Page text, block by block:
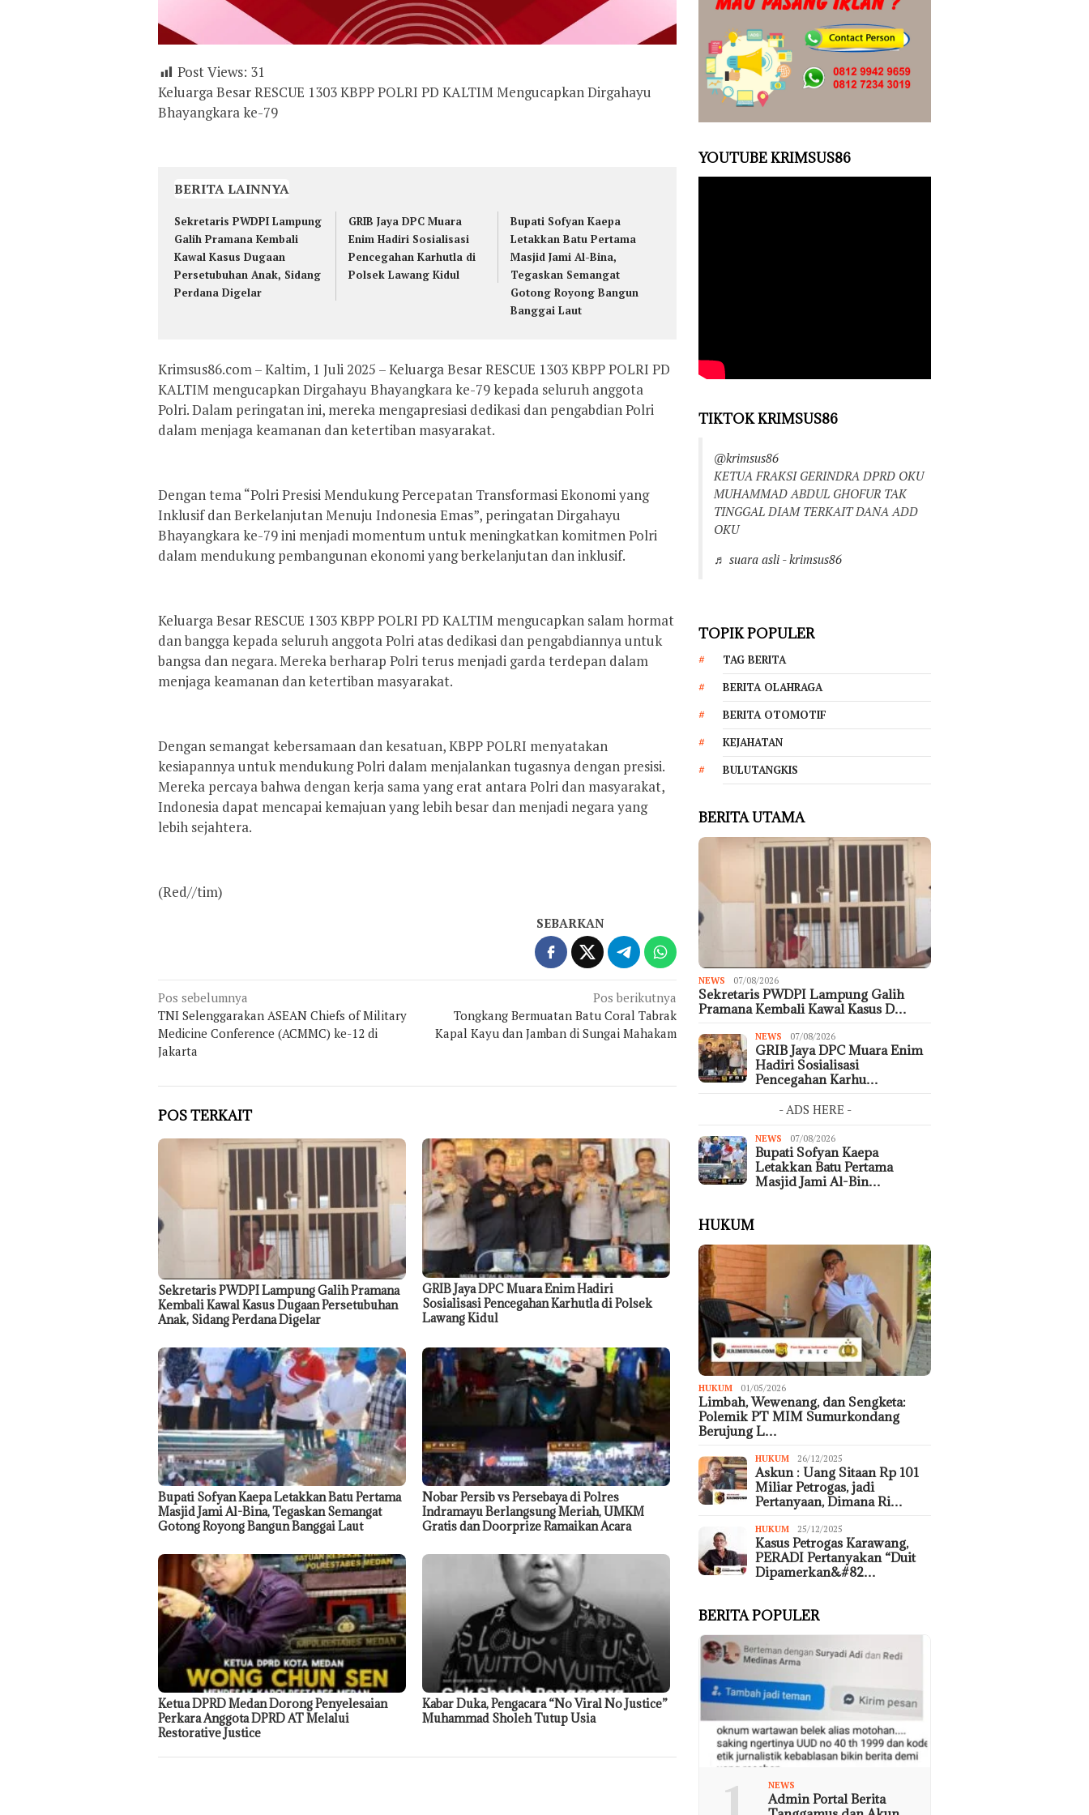
Post Views: 31
Keluarga Besar RESCUE 1303 KBPP POLRI PD KALTIM Mengucapkan Dirgahayu
Bhayangkara ke-79
BERITA LAINNYA
Sekretaris PWDPI Lampung
Galih Pramana Kembali
Kawal Kasus Dugaan
Persetubuhan Anak, Sidang
Perdana Digelar
GRIB Jaya DPC Muara
Enim Hadiri Sosialisasi
Pencegahan Karhutla di
Polsek Lawang Kidul
Bupati Sofyan Kaepa
Letakkan Batu Pertama
Masjid Jami Al-Bina,
Tegaskan Semangat
Gotong Royong Bangun
Banggai Laut
Krimsus86.com – Kaltim, 1 Juli 2025 – Keluarga Besar RESCUE 1303 KBPP POLRI PD
KALTIM mengucapkan Dirgahayu Bhayangkara ke-79 kepada seluruh anggota
Polri. Dalam peringatan ini, mereka mengapresiasi dedikasi dan pengabdian Polri
dalam menjaga keamanan dan ketertiban masyarakat.
Dengan tema “Polri Presisi Mendukung Percepatan Transformasi Ekonomi yang
Inklusif dan Berkelanjutan Menuju Indonesia Emas”, peringatan Dirgahayu
Bhayangkara ke-79 ini menjadi momentum untuk meningkatkan komitmen Polri
dalam mendukung pembangunan ekonomi yang berkelanjutan dan inklusif.
Keluarga Besar RESCUE 1303 KBPP POLRI PD KALTIM mengucapkan salam hormat
dan bangga kepada seluruh anggota Polri atas dedikasi dan pengabdiannya untuk
bangsa dan negara. Mereka berharap Polri terus menjadi garda terdepan dalam
menjaga keamanan dan ketertiban masyarakat.
Dengan semangat kebersamaan dan kesatuan, KBPP POLRI menyatakan
kesiapannya untuk mendukung Polri dalam menjalankan tugasnya dengan presisi.
Mereka percaya bahwa dengan kerja sama yang erat antara Polri dan masyarakat,
Indonesia dapat mencapai kemajuan yang lebih besar dan menjadi negara yang
lebih sejahtera.
(Red//tim)
SEBARKAN
Navigasi
pos
Pos sebelumnya
TNI Selenggarakan ASEAN Chiefs of Military
Medicine Conference (ACMMC) ke-12 di
Jakarta
Pos berikutnya
Tongkang Bermuatan Batu Coral Tabrak
Kapal Kayu dan Jamban di Sungai Mahakam
POS TERKAIT
Sekretaris PWDPI Lampung Galih Pramana
Kembali Kawal Kasus Dugaan Persetubuhan
Anak, Sidang Perdana Digelar
GRIB Jaya DPC Muara Enim Hadiri
Sosialisasi Pencegahan Karhutla di Polsek
Lawang Kidul
Bupati Sofyan Kaepa Letakkan Batu Pertama
Masjid Jami Al-Bina, Tegaskan Semangat
Gotong Royong Bangun Banggai Laut
Nobar Persib vs Persebaya di Polres
Indramayu Berlangsung Meriah, UMKM
Gratis dan Doorprize Ramaikan Acara
Ketua DPRD Medan Dorong Penyelesaian
Perkara Anggota DPRD AT Melalui
Restorative Justice
Kabar Duka, Pengacara “No Viral No Justice”
Muhammad Sholeh Tutup Usia
YOUTUBE KRIMSUS86
TIKTOK KRIMSUS86
@krimsus86
KETUA FRAKSI GERINDRA DPRD OKU
MUHAMMAD ABDUL GHOFUR TAK
TINGGAL DIAM TERKAIT DANA ADD
OKU
♬ suara asli - krimsus86
TOPIK POPULER
TAG BERITA
BERITA OLAHRAGA
BERITA OTOMOTIF
KEJAHATAN
BULUTANGKIS
BERITA UTAMA
NEWS 07/08/2026
Sekretaris PWDPI Lampung Galih
Pramana Kembali Kawal Kasus D…
NEWS 07/08/2026
GRIB Jaya DPC Muara Enim
Hadiri Sosialisasi
Pencegahan Karhu…
- ADS HERE -
NEWS 07/08/2026
Bupati Sofyan Kaepa
Letakkan Batu Pertama
Masjid Jami Al-Bin…
HUKUM
HUKUM 01/05/2026
Limbah, Wewenang, dan Sengketa:
Polemik PT MIM Sumurkondang
Berujung L…
HUKUM 26/12/2025
Askun : Uang Sitaan Rp 101
Miliar Petrogas, jadi
Pertanyaan, Dimana Ri…
HUKUM 25/12/2025
Kasus Petrogas Karawang,
PERADI Pertanyakan “Duit
Dipamerkan&#82…
BERITA POPULER
NEWS
Admin Portal Berita